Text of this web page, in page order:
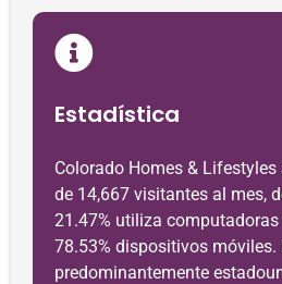
Estadística
Colorado Homes &
de 14,667 visitantes al mes,
21.47% utiliza
78.53% dispositivos móviles.
predominantemente